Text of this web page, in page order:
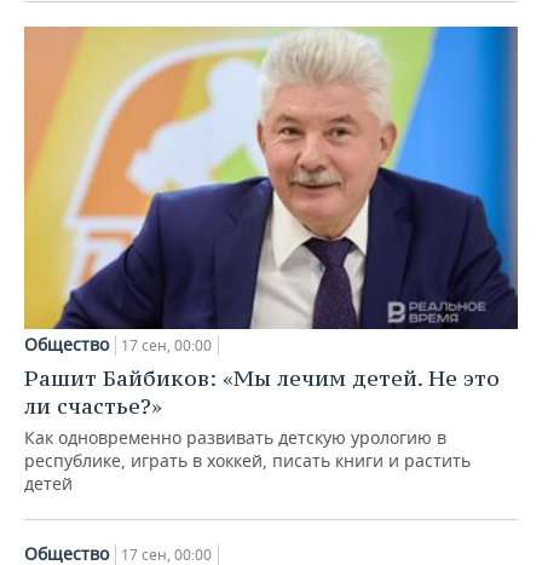
Общество 17 сен, 00:00
Рашит Байбиков: «Мы лечим детей. Не это
ли счастье?»
Как одновременно развивать детскую урологию в
республике, играть в хоккей, писать книги и растить
детей
Общество 17 сен, 00:00